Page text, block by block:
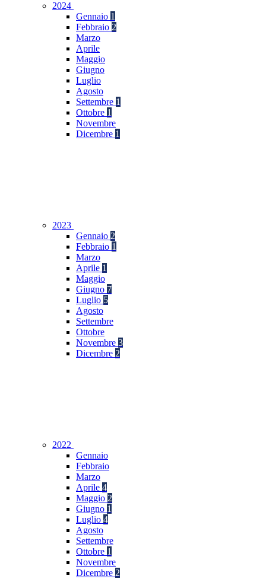
2024
Gennaio 1
Febbraio 2
Marzo
Aprile
Maggio
Giugno
Luglio
Agosto
Settembre 1
Ottobre 1
Novembre
Dicembre 1
2023
Gennaio 2
Febbraio 1
Marzo
Aprile 1
Maggio
Giugno 7
Luglio 5
Agosto
Settembre
Ottobre
Novembre 3
Dicembre 2
2022
Gennaio
Febbraio
Marzo
Aprile 4
Maggio 2
Giugno 1
Luglio 4
Agosto
Settembre
Ottobre 1
Novembre
Dicembre 2